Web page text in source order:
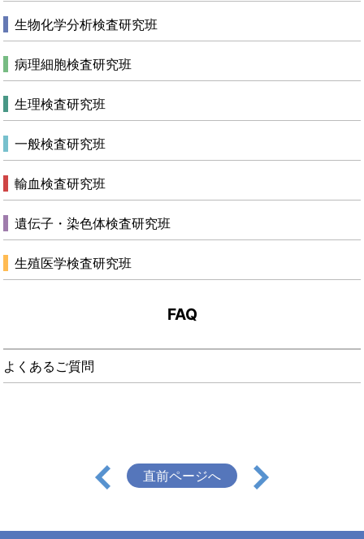
生物化学分析検査研究班
病理細胞検査研究班
生理検査研究班
一般検査研究班
輸血検査研究班
遺伝子・染色体検査研究班
生殖医学検査研究班
FAQ
よくあるご質問
直前ページへ